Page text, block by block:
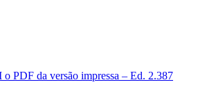
PDF da versão impressa – Ed. 2.387